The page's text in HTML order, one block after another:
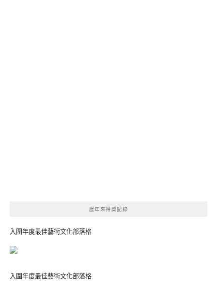
歷年來得獎記錄
入圍年度最佳藝術文化部落格
入圍年度最佳藝術文化部落格